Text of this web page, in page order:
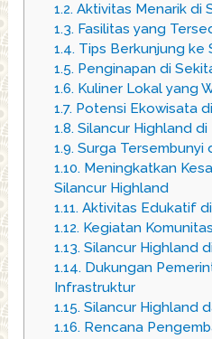
1.2.Aktivitas Menarik di
1.3.Fasilitas yang
1.4.Tips Berkunjung ke
1.5.Penginapan di
1.6.Kuliner Lokal yang
1.7.Potensi Ekowisata
1.8.Silancur Highland di
1.9.Surga Tersembunyi
1.10.Meningkatkan
Silancur Highland
1.11.Aktivitas Edukatif
1.12.Kegiatan
1.13.Silancur Highland
1.14.Dukungan
Infrastruktur
1.15.Silancur Highland
1.16.Rencana